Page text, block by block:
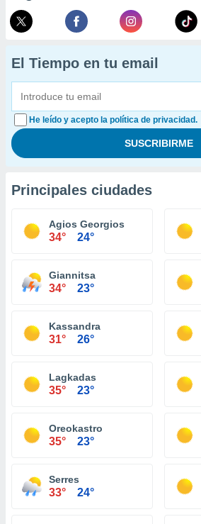
El Tiempo en tu email
He leído y acepto la política de privacidad.
Principales ciudades
Agios Georgios
34° 24°
Giannitsa
34° 23°
Kassandra
31° 26°
Lagkadas
35° 23°
Oreokastro
35° 23°
Serres
33° 24°